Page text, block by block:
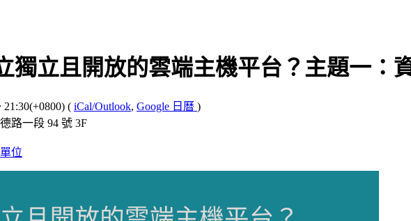
獨立且開放的雲端主機平台？主題一：
21:30(+0800) ( iCal/Outlook, Google 日曆 )
路一段 94 號 3F
位